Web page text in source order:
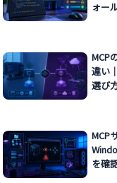
ォー
MCP
違い
選び
MCP
を確